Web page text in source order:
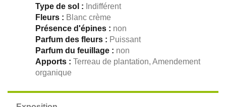
Type de sol : Indifférent
Fleurs : Blanc crème
Présence d'épines : non
Parfum des fleurs : Puissant
Parfum du feuillage : non
Apports : Terreau de plantation, Amendement
organique